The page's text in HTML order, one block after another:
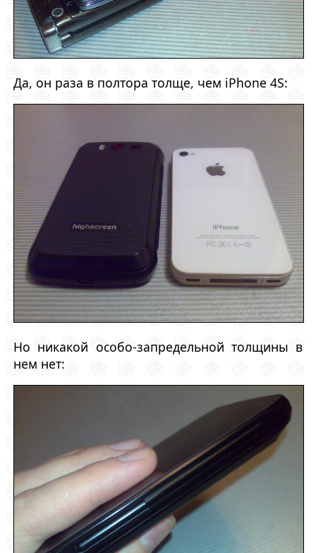
Да, он раза в полтора толще, чем iPhone 4S:
Но никакой особо-запредельной толщины в
нем нет: